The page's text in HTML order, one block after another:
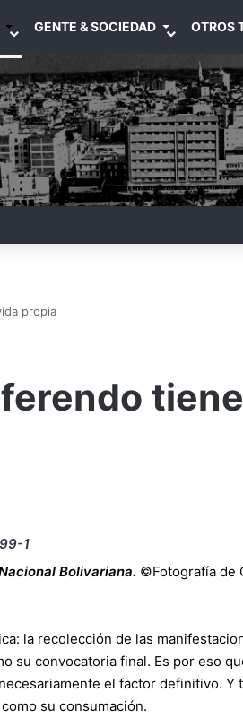
GENTE & SOCIEDAD OTROS
propia
tiene
Bolivariana. ©Fotografía de
la recolección de las
su convocatoria final. Es por eso
el factor definitivo. Y
su consumación.